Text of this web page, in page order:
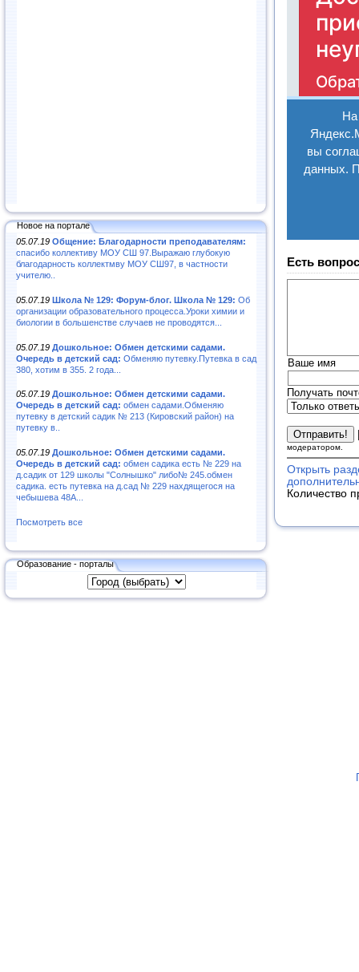
Новое на портале
05.07.19 Общение: Благодарности преподавателям:
спасибо коллективу МОУ СШ 97.Выражаю глубокую
благодарность коллектмву МОУ СШ97, в частности
учителю..
05.07.19 Школа № 129: Форум-блог. Школа № 129: Об
организации образовательного процесса.Уроки химии и
биологии в большенстве случаев не проводятся...
05.07.19 Дошкольное: Обмен детскими садами.
Очередь в детский сад: Обменяю путевку.Путевка в сад
380, хотим в 355. 2 года...
05.07.19 Дошкольное: Обмен детскими садами.
Очередь в детский сад: обмен садами.Обменяю
путевку в детский садик № 213 (Кировский район) на
путевку в..
05.07.19 Дошкольное: Обмен детскими садами.
Очередь в детский сад: обмен садика есть № 229 на
д.садик от 129 школы "Солнышко" либо№ 245.обмен
садика. есть путевка на д.сад № 229 нахдящегося на
чебышева 48А...
Посмотреть все
Образование - порталы
Есть
Ваше имя
Получать
модератором.
Открыть
Количество